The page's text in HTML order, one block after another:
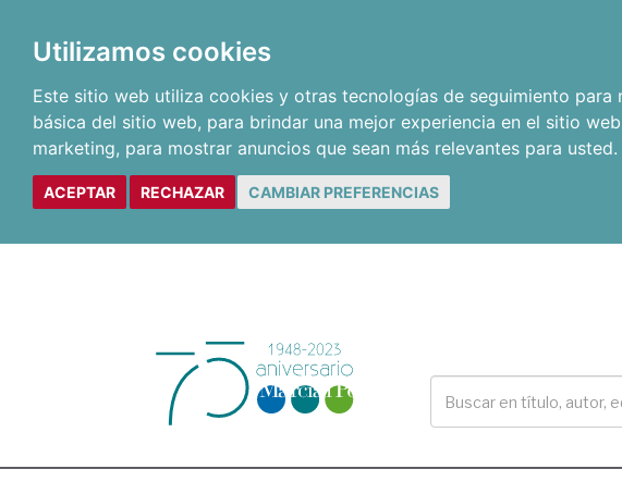
Utilizamos cookies
Este sitio web utiliza cookies y otras tecnologías de seguimiento
básica del sitio web, para brindar una mejor experiencia en el sitio web
marketing, para mostrar anuncios que sean más relevantes para usted.
ACEPTAR RECHAZAR CAMBIAR PREFERENCIAS